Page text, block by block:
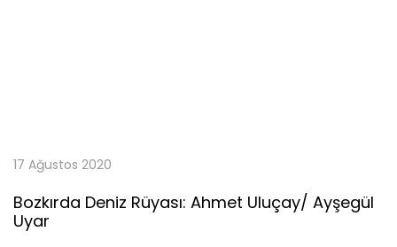
17 Ağustos 2020
Bozkırda Deniz Rüyası: Ahmet Uluçay/ Ayşegül
Uyar